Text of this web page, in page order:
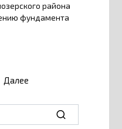
района
фундамента
Далее